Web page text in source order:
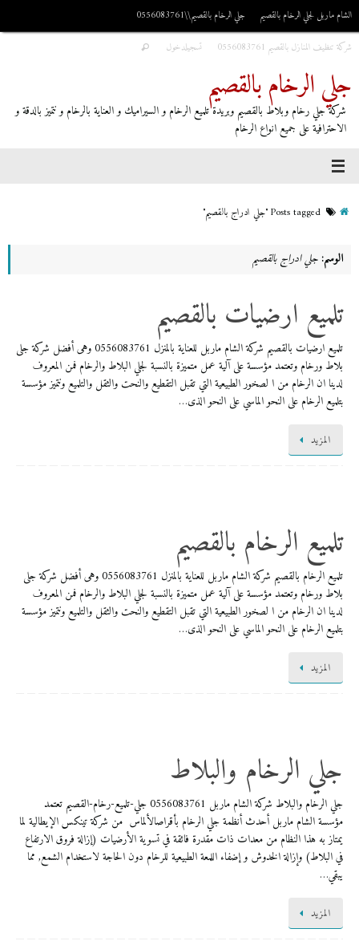
الشام ماربل لجلي الرخام بالقصيم
جلي الرخام بالقصيم\\0556083761
شركة تنظيف المنازل بالقصيم 0556083761
تسجيلدخول
جلي الرخام بالقصيم
شركة جلي رخام وبلاط بالقصيم وبريدة تلميع الرخام و السيراميك و العناية بالرخام و نتميز بالدقة و
الاحترافية على جميع انواع الرخام
Posts tagged "جلي ادراج بالقصيم"
الوسم: جلي ادراج بالقصيم
تلميع ارضيات بالقصيم
تلميع ارضيات بالقصيم شركة الشام ماربل للعناية بالمنزل 0556083761 وهى أفضل شركة جلى
بلاط ورخام وتعتمد مؤسسة على آلية عمل متميزة بالنسبة لجلي البلاط والرخام فمن المعروف
لدينا ان الرخام من ا لصخور الطبيعية التي تقبل التقطيع والنحت والثقل والتلميع ونتميز مؤسسة
بتلميع الرخام على النحو الماسي على النحو الذى…
المزيد
تلميع الرخام بالقصيم
تلميع الرخام بالقصيم شركة الشام ماربل للعناية بالمنزل 0556083761 وهى أفضل شركة جلى
بلاط ورخام وتعتمد مؤسسة على آلية عمل متميزة بالنسبة لجلي البلاط والرخام فمن المعروف
لدينا ان الرخام من ا لصخور الطبيعية التي تقبل التقطيع والنحت والثقل والتلميع ونتميز مؤسسة
بتلميع الرخام على النحو الماسي على النحو الذى…
المزيد
جلي الرخام والبلاط
جلي الرخام والبلاط شركة الشام ماربل 0556083761 ​جلي-تلميع-رخام-القصيم تعتمد
مؤسسة الشام ماربل أحدث أنظمة جلي الرخام بأقراصالألماس من شركة تينكس الإيطالية لما
يمتاز به هذا النظام من معدات ذات مقدرة فائقة في تسوية الأرضيات (إزالة فروق الارتفاع
في البلاط) وإزالة الخدوش و إضفاء اللمعة الطبيعية للرخام دون الحاجة لاستخدام الشمع, مما
يبقي…
المزيد